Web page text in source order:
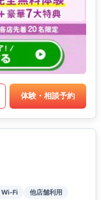
体験・相談予約
Wi-Fi
他店舗利用